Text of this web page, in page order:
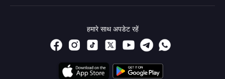
हमारे साथ अपडेट रहें